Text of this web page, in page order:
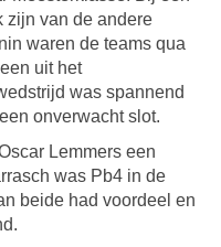
zijn van de andere
waren de teams qua
uit het
was spannend
onverwacht slot.
Lemmers een
was Pb4 in de
beide had voordeel en